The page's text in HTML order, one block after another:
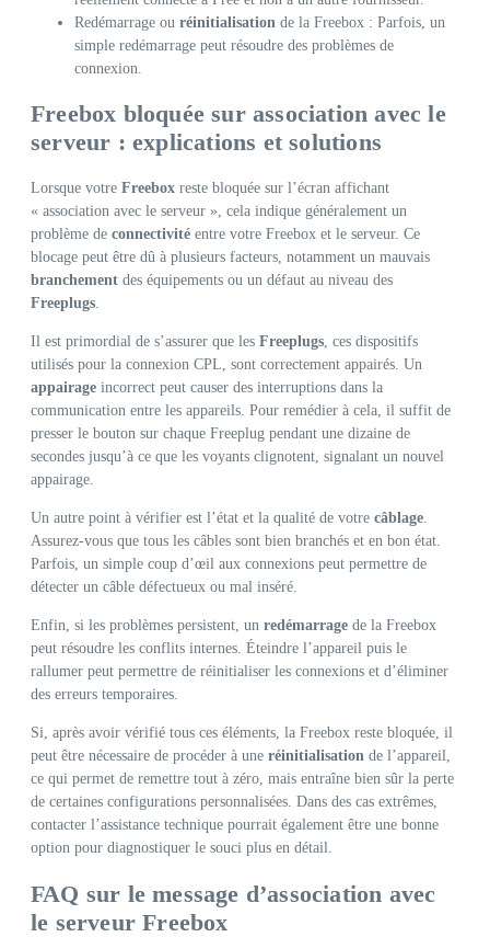
Redémarrage ou réinitialisation de la Freebox : Parfois, un
simple redémarrage peut résoudre des problèmes de
connexion.
Freebox bloquée sur association avec le
serveur : explications et solutions
Lorsque votre Freebox reste bloquée sur l’écran affichant
« association avec le serveur », cela indique généralement un
problème de connectivité entre votre Freebox et le serveur. Ce
blocage peut être dû à plusieurs facteurs, notamment un mauvais
branchement des équipements ou un défaut au niveau des
Freeplugs.
Il est primordial de s’assurer que les Freeplugs, ces dispositifs
utilisés pour la connexion CPL, sont correctement appairés. Un
appairage incorrect peut causer des interruptions dans la
communication entre les appareils. Pour remédier à cela, il suffit de
presser le bouton sur chaque Freeplug pendant une dizaine de
secondes jusqu’à ce que les voyants clignotent, signalant un nouvel
appairage.
Un autre point à vérifier est l’état et la qualité de votre câblage.
Assurez-vous que tous les câbles sont bien branchés et en bon état.
Parfois, un simple coup d’œil aux connexions peut permettre de
détecter un câble défectueux ou mal inséré.
Enfin, si les problèmes persistent, un redémarrage de la Freebox
peut résoudre les conflits internes. Éteindre l’appareil puis le
rallumer peut permettre de réinitialiser les connexions et d’éliminer
des erreurs temporaires.
Si, après avoir vérifié tous ces éléments, la Freebox reste bloquée, il
peut être nécessaire de procéder à une réinitialisation de l’appareil,
ce qui permet de remettre tout à zéro, mais entraîne bien sûr la perte
de certaines configurations personnalisées. Dans des cas extrêmes,
contacter l’assistance technique pourrait également être une bonne
option pour diagnostiquer le souci plus en détail.
FAQ sur le message d’association avec
le serveur Freebox